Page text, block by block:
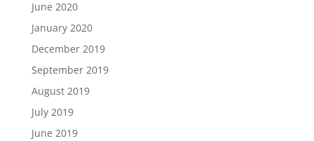
June 2020
January 2020
December 2019
September 2019
August 2019
July 2019
June 2019